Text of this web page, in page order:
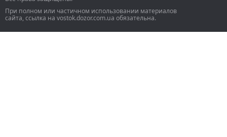
При полном или частичном использовании материалов
сайта, ссылка на vostok.dozor.com.ua обязательна.